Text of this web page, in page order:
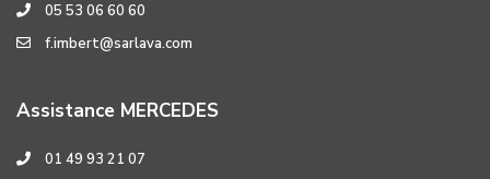
05 53 06 60 60
f.imbert@sarlava.com
Assistance MERCEDES
01 49 93 21 07